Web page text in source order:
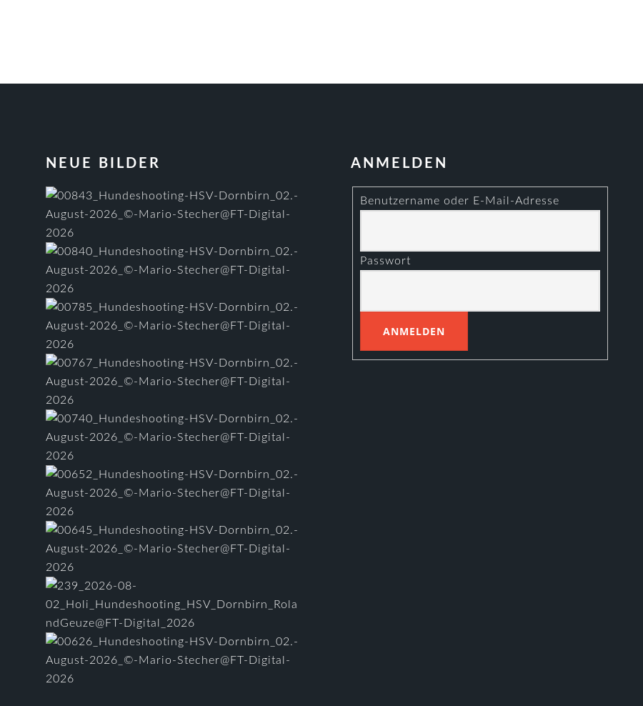
FOOTER
NEUE BILDER ANMELDEN
Benutzername oder E-Mail-Adresse
Passwort